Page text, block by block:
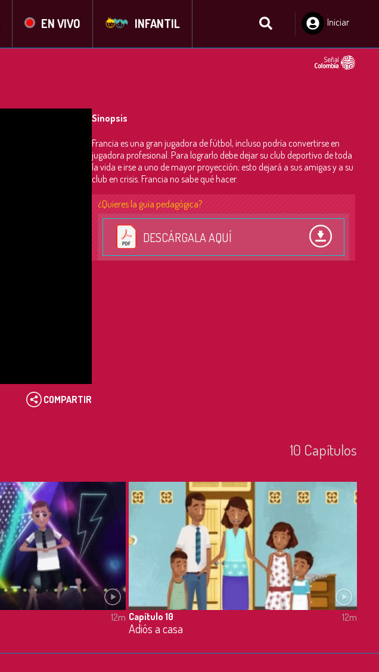
EN VIVO INFANTIL
Iniciar
COMPARTIR
Sinopsis
Francia es una gran jugadora de fútbol, incluso podría convertirse en
jugadora profesional. Para lograrlo debe dejar su club deportivo de toda
la vida e irse a uno de mayor proyección; esto dejará a sus amigas y a su
club en crisis. Francia no sabe qué hacer.
¿Quieres la guía pedagógica?
DESCÁRGALA AQUÍ
10 Capí­tulos
12m Capítulo 10
Adiós a casa
12m